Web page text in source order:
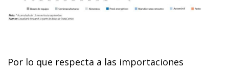
Por lo que respecta a las importaciones